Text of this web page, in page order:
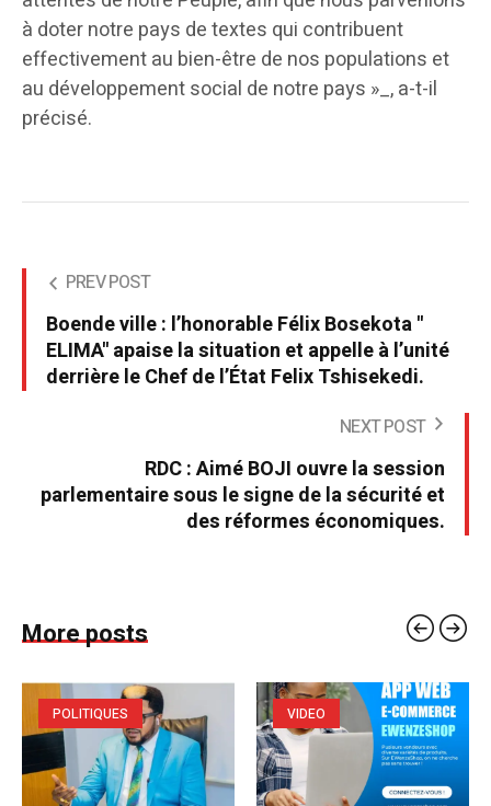
à doter notre pays de textes qui contribuent
effectivement au bien-être de nos populations et
au développement social de notre pays »_, a-t-il
précisé.
PREV POST
Boende ville : l’honorable Félix Bosekota ''
ELIMA'' apaise la situation et appelle à l’unité
derrière le Chef de l’État Felix Tshisekedi.
NEXT POST
RDC : Aimé BOJI ouvre la session
parlementaire sous le signe de la sécurité et
des réformes économiques.
More posts
POLITIQUES VIDEO